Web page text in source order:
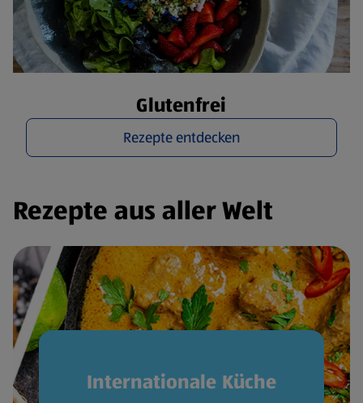
Glutenfrei
Rezepte entdecken
Rezepte aus aller Welt
Internationale Küche